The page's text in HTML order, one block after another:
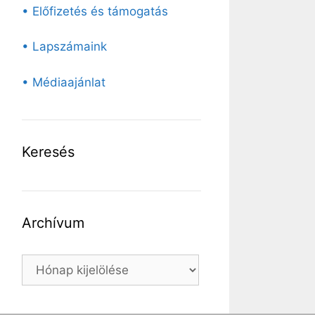
• Előfizetés és támogatás
• Lapszámaink
• Médiaajánlat
Keresés
Archívum
Archívum